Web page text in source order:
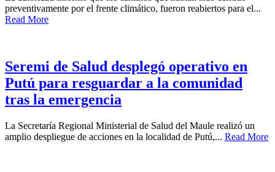
preventivamente por el frente climático, fueron reabiertos para el...
Read More
Seremi de Salud desplegó operativo en
Putú para resguardar a la comunidad
tras la emergencia
La Secretaría Regional Ministerial de Salud del Maule realizó un
amplio despliegue de acciones en la localidad de Putú,... Read More